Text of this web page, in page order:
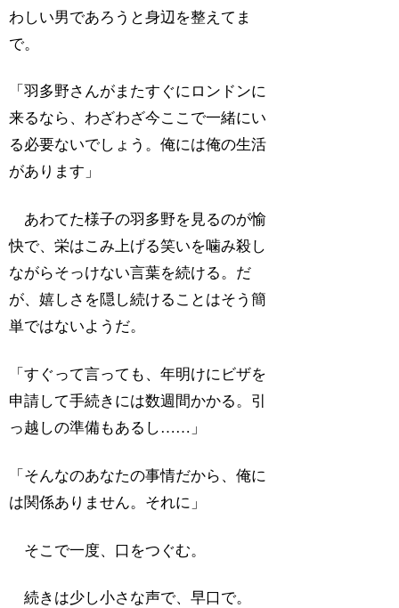
わしい男であろうと身辺を整えてま
で。
「羽多野さんがまたすぐにロンドンに
来るなら、わざわざ今ここで一緒にい
る必要ないでしょう。俺には俺の生活
があります」
あわてた様子の羽多野を見るのが愉
快で、栄はこみ上げる笑いを噛み殺し
ながらそっけない言葉を続ける。だ
が、嬉しさを隠し続けることはそう簡
単ではないようだ。
「すぐって言っても、年明けにビザを
申請して手続きには数週間かかる。引
っ越しの準備もあるし……」
「そんなのあなたの事情だから、俺に
は関係ありません。それに」
そこで一度、口をつぐむ。
続きは少し小さな声で、早口で。